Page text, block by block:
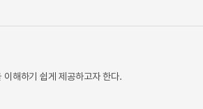
해하기 쉽게 제공하고자 한다.